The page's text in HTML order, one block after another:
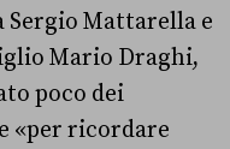
Sergio Mattarella e
Mario Draghi,
poco dei
«per ricordare